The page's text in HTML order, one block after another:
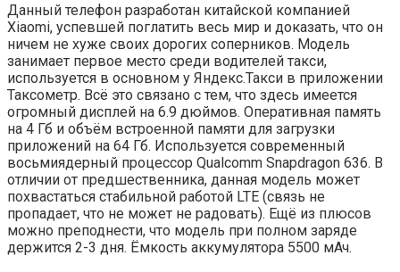
Данный телефон разработан китайской компанией
Xiaomi, успевшей поглатить весь мир и доказать, что он
ничем не хуже своих дорогих соперников. Модель
занимает первое место среди водителей такси,
используется в основном у Яндекс.Такси в приложении
Таксометр. Всё это связано с тем, что здесь имеется
огромный дисплей на 6.9 дюймов. Оперативная память
на 4 Гб и объём встроенной памяти для загрузки
приложений на 64 Гб. Используется современный
восьмиядерный процессор Qualcomm Snapdragon 636. В
отличии от предшественника, данная модель может
похвастаться стабильной работой LTE (связь не
пропадает, что не может не радовать). Ещё из плюсов
можно преподнести, что модель при полном заряде
держится 2-3 дня. Ёмкость аккумулятора 5500 мАч.